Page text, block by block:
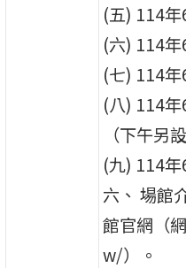
(五) 114
(六) 114
(七) 114
(八) 114
（下午另
(九) 114
六、 場館
館官網（
w/）。